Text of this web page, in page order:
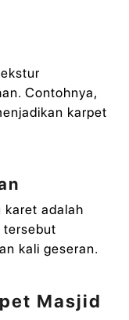
Contohnya,
karpet
karet adalah
tersebut
kali geseran.
Masjid